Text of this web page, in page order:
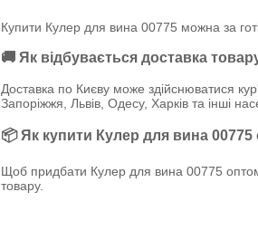
Купити Кулер для вина 00775 можна за
🚚 Як відбувається доставка
Доставка по Києву може здійснюватися
Запоріжжя, Львів, Одесу, Харків та інші
📦 Як купити Кулер для вина
Щоб придбати Кулер для вина 00775
товару.